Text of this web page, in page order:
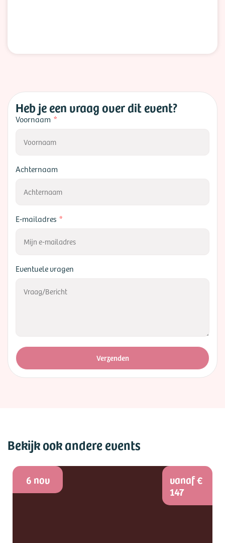
Heb je een vraag over dit event?
Voornaam
Achternaam
E-mailadres
Eventuele vragen
Verzenden
Bekijk ook andere events
6 nov
vanaf €
147